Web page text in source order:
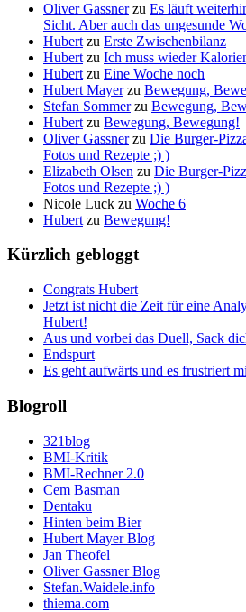
Oliver Gassnerzu Es läuft
Sicht. Aber auch das ungesunde
Hubert zu Erste Zwischenbilanz
Hubert zu Ich muss wieder
Hubert zu Eine Woche noch
Hubert Mayerzu Bewegung,
Stefan Sommerzu Bewegung,
Hubert zu Bewegung, Bewegung!
Oliver Gassnerzu Die Burger-
Fotos und Rezepte ;) )
Elizabeth Olsen zu Die Burger-
Fotos und Rezepte ;) )
Nicole Luck zu Woche 6
Hubert zu Bewegung!
Kürzlich gebloggt
Congrats Hubert
Jetzt ist nicht die Zeit für eine
Hubert!
Aus und vorbei das Duell, Sack
Endspurt
Es geht aufwärts und es frustriert
Blogroll
321blog
BMI-Kritik
BMI-Rechner 2.0
Cem Basman
Dentaku
Hinten beim Bier
Hubert Mayer Blog
Jan Theofel
Oliver Gassner Blog
Stefan.Waidele.info
thiema.com